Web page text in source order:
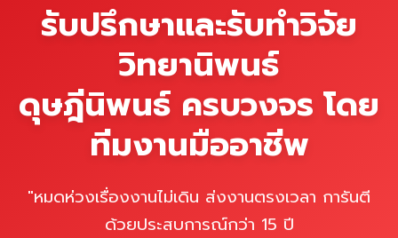
รับปรึกษาและรับทำวิจัย
วิทยานิพนธ์
ดุษฎีนิพนธ์ ครบวงจร โดย
ทีมงานมืออาชีพ
"หมดห่วงเรื่องงานไม่เดิน ส่งงานตรงเวลา การันตี
ด้วยประสบการณ์กว่า 15 ปี